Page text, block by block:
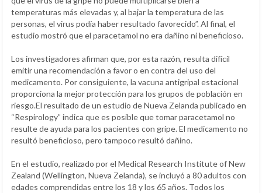
temperaturas más elevadas y, al bajar la temperatura de las
personas, el virus podía haber resultado favorecido”. Al final, el
estudio mostró que el paracetamol no era dañino ni beneficioso.
Los investigadores afirman que, por esta razón, resulta difícil
emitir una recomendación a favor o en contra del uso del
medicamento. Por consiguiente, la vacuna antigripal estacional
proporciona la mejor protección para los grupos de población en
riesgo.El resultado de un estudio de Nueva Zelanda publicado en
“Respirology” indica que es posible que tomar paracetamol no
resulte de ayuda para los pacientes con gripe. El medicamento no
resultó beneficioso, pero tampoco resultó dañino.
En el estudio, realizado por el Medical Research Institute of New
Zealand (Wellington, Nueva Zelanda), se incluyó a 80 adultos con
edades comprendidas entre los 18 y los 65 años. Todos los